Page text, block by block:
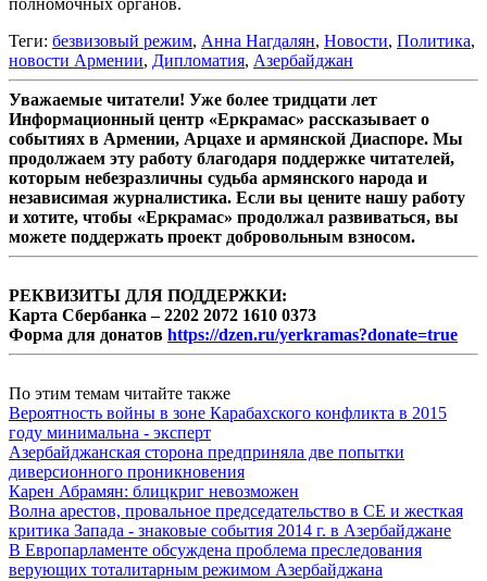
полномочных органов.
Теги: безвизовый режим, Анна Нагдалян, Новости, Политика,
новости Армении, Дипломатия, Азербайджан
Уважаемые читатели! Уже более тридцати лет
Информационный центр «Еркрамас» рассказывает о
событиях в Армении, Арцахе и армянской Диаспоре. Мы
продолжаем эту работу благодаря поддержке читателей,
которым небезразличны судьба армянского народа и
независимая журналистика. Если вы цените нашу работу
и хотите, чтобы «Еркрамас» продолжал развиваться, вы
можете поддержать проект добровольным взносом.
РЕКВИЗИТЫ ДЛЯ ПОДДЕРЖКИ:
Карта Сбербанка – 2202 2072 1610 0373
Форма для донатов https://dzen.ru/yerkramas?donate=true
По этим темам читайте также
Вероятность войны в зоне Карабахского конфликта в 2015
году минимальна - эксперт
Азербайджанская сторона предприняла две попытки
диверсионного проникновения
Карен Абрамян: блицкриг невозможен
Волна арестов, провальное председательство в СЕ и жесткая
критика Запада - знаковые события 2014 г. в Азербайджане
В Европарламенте обсуждена проблема преследования
верующих тоталитарным режимом Азербайджана